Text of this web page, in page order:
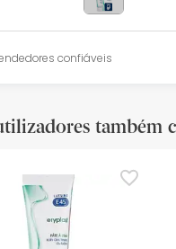
confiáveis
também